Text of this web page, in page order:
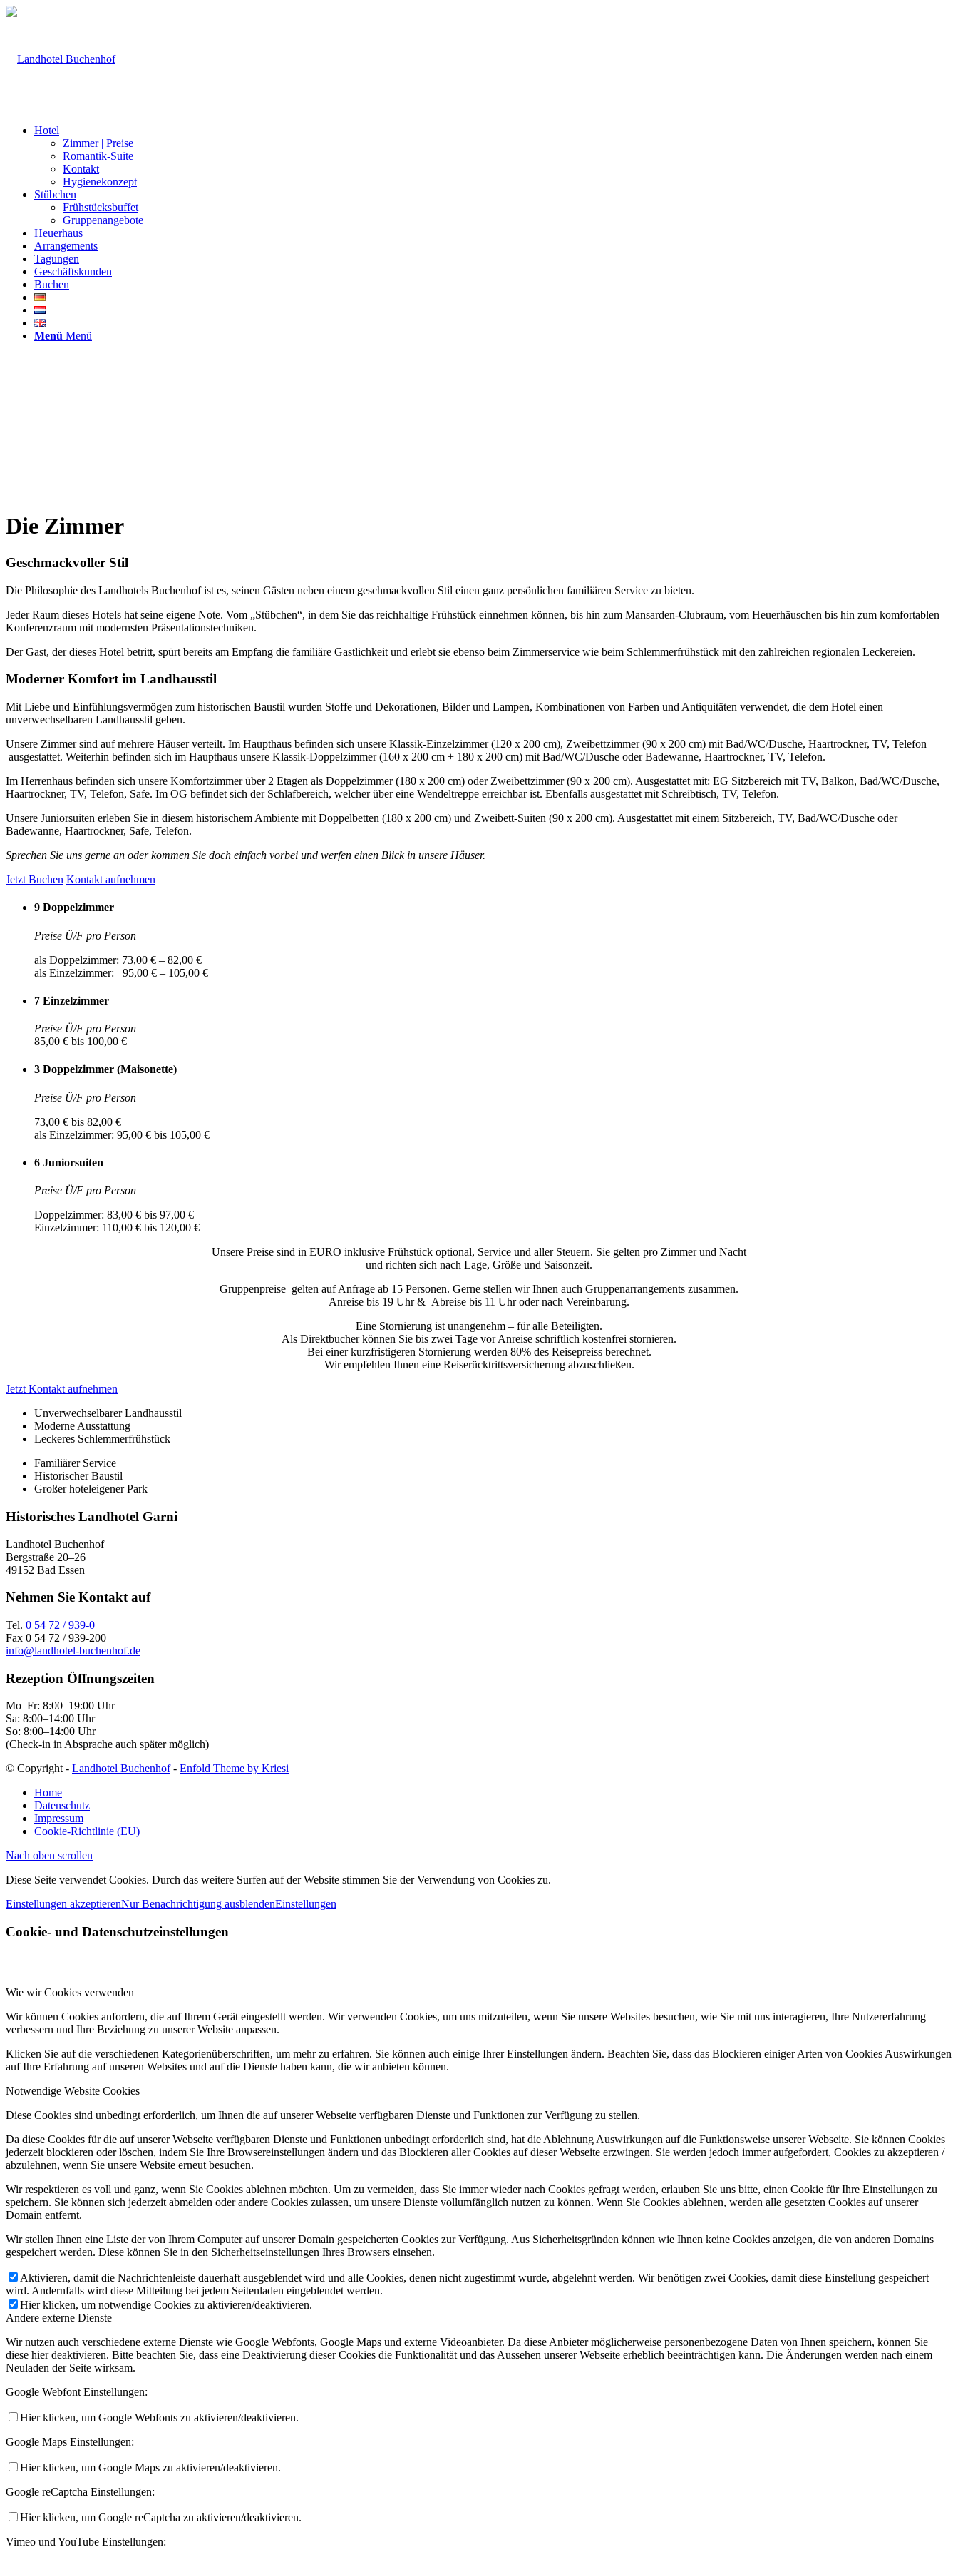
Hotel
Zimmer | Preise
Romantik-Suite
Kontakt
Hygienekonzept
Stübchen
Frühstücksbuffet
Gruppenangebote
Heuerhaus
Arrangements
Tagungen
Geschäftskunden
Buchen
Menü Menü
Die Zimmer
Geschmackvoller Stil
Die Philosophie des Landhotels Buchenhof ist es, seinen Gästen neben einem geschmackvollen Stil einen ganz persönlichen familiären Service zu bieten.
Jeder Raum dieses Hotels hat seine eigene Note. Vom „Stübchen“, in dem Sie das reichhaltige Frühstück einnehmen können, bis hin zum Mansarden-Clubraum, vom Heuerhäuschen bis hin zum komfortablen
Konferenzraum mit modernsten Präsentationstechniken.
Der Gast, der dieses Hotel betritt, spürt bereits am Empfang die familiäre Gastlichkeit und erlebt sie ebenso beim Zimmerservice wie beim Schlemmerfrühstück mit den zahlreichen regionalen Leckereien.
Moderner Komfort im Landhausstil
Mit Liebe und Einfühlungsvermögen zum historischen Baustil wurden Stoffe und Dekorationen, Bilder und Lampen, Kombinationen von Farben und Antiquitäten verwendet, die dem Hotel einen
unverwechselbaren Landhausstil geben.
Unsere Zimmer sind auf mehrere Häuser verteilt. Im Haupthaus befinden sich unsere Klassik-Einzelzimmer(120 x 200 cm), Zweibettzimmer (90 x 200 cm) mit Bad/WC/Dusche, Haartrockner, TV, Telefon
ausgestattet. Weiterhin befinden sich im Haupthaus unsere Klassik-Doppelzimmer (160 x 200 cm + 180 x 200 cm) mit Bad/WC/Dusche oder Badewanne, Haartrockner, TV, Telefon.
Im Herrenhaus befinden sich unsere Komfortzimmer über 2 Etagen als Doppelzimmer (180 x 200 cm) oder Zweibettzimmer (90 x 200 cm). Ausgestattet mit: EG Sitzbereich mit TV, Balkon, Bad/WC/Dusche,
Haartrockner, TV, Telefon, Safe. Im OG befindet sich der Schlafbereich, welcher über eine Wendeltreppe erreichbar ist. Ebenfalls ausgestattet mit Schreibtisch, TV, Telefon.
Unsere Juniorsuiten erleben Sie in diesem historischem Ambiente mit Doppelbetten (180 x 200 cm) und Zweibett-Suiten (90 x 200 cm). Ausgestattet mit einem Sitzbereich, TV, Bad/WC/Dusche oder
Badewanne, Haartrockner, Safe, Telefon.
Sprechen Sie uns gerne an oder kommen Sie doch einfach vorbei und werfen einen Blick in unsere Häuser.
Jetzt Buchen Kontakt aufnehmen
9 Doppelzimmer
Preise Ü/F pro Person
als Doppelzimmer: 73,00 € – 82,00 €
als Einzelzimmer: 95,00 € – 105,00 €
7 Einzelzimmer
Preise Ü/F pro Person
85,00 € bis 100,00 €
3 Doppelzimmer (Maisonette)
Preise Ü/F pro Person
73,00 € bis 82,00 €
als Einzelzimmer: 95,00 € bis 105,00 €
6 Juniorsuiten
Preise Ü/F pro Person
Doppelzimmer: 83,00 € bis 97,00 €
Einzelzimmer: 110,00 € bis 120,00 €
Unsere Preise sind in EURO inklusive Frühstück optional, Service und aller Steuern. Sie gelten pro Zimmer und Nacht
und richten sich nach Lage, Größe und Saisonzeit.
Gruppenpreise gelten auf Anfrage ab 15 Personen. Gerne stellen wir Ihnen auch Gruppenarrangements zusammen.
Anreise bis 19 Uhr & Abreise bis 11 Uhr oder nach Vereinbarung.
Eine Stornierung ist unangenehm – für alle Beteiligten.
Als Direktbucher können Sie bis zwei Tage vor Anreise schriftlich kostenfrei stornieren.
Bei einer kurzfristigeren Stornierung werden 80% des Reisepreiss berechnet.
Wir empfehlen Ihnen eine Reiserücktrittsversicherung abzuschließen.
Jetzt Kontakt aufnehmen
Unverwechselbarer Landhausstil
Moderne Ausstattung
Leckeres Schlemmerfrühstück
Familiärer Service
Historischer Baustil
Großer hoteleigener Park
Historisches Landhotel Garni
Landhotel Buchenhof
Bergstraße 20–26
49152 Bad Essen
Nehmen Sie Kontakt auf
Tel. 0 54 72 / 939-0
Fax 0 54 72 / 939-200
info@landhotel-buchenhof.de
Rezeption Öffnungszeiten
Mo–Fr: 8:00–19:00 Uhr
Sa: 8:00–14:00 Uhr
So: 8:00–14:00 Uhr
(Check-in in Absprache auch später möglich)
© Copyright - Landhotel Buchenhof- Enfold Theme by Kriesi
Home
Datenschutz
Impressum
Cookie-Richtlinie (EU)
Nach oben scrollen
Diese Seite verwendet Cookies. Durch das weitere Surfen auf der Website stimmen Sie der Verwendung von Cookies zu.
Einstellungen akzeptierenNur Benachrichtigung ausblendenEinstellungen
Cookie- und Datenschutzeinstellungen
Wie wir Cookies verwenden
Wir können Cookies anfordern, die auf Ihrem Gerät eingestellt werden. Wir verwenden Cookies, um uns mitzuteilen, wenn Sie unsere Websites besuchen, wie Sie mit uns interagieren, Ihre Nutzererfahrung
verbessern und Ihre Beziehung zu unserer Website anpassen.
Klicken Sie auf die verschiedenen Kategorienüberschriften, um mehr zu erfahren. Sie können auch einige Ihrer Einstellungen ändern. Beachten Sie, dass das Blockieren einiger Arten von Cookies Auswirkungen
auf Ihre Erfahrung auf unseren Websites und auf die Dienste haben kann, die wir anbieten können.
Notwendige Website Cookies
Diese Cookies sind unbedingt erforderlich, um Ihnen die auf unserer Webseite verfügbaren Dienste und Funktionen zur Verfügung zu stellen.
Da diese Cookies für die auf unserer Webseite verfügbaren Dienste und Funktionen unbedingt erforderlich sind, hat die Ablehnung Auswirkungen auf die Funktionsweise unserer Webseite. Sie können Cookies
jederzeit blockieren oder löschen, indem Sie Ihre Browsereinstellungen ändern und das Blockieren aller Cookies auf dieser Webseite erzwingen. Sie werden jedoch immer aufgefordert, Cookies zu akzeptieren /
abzulehnen, wenn Sie unsere Website erneut besuchen.
Wir respektieren es voll und ganz, wenn Sie Cookies ablehnen möchten. Um zu vermeiden, dass Sie immer wieder nach Cookies gefragt werden, erlauben Sie uns bitte, einen Cookie für Ihre Einstellungen zu
speichern. Sie können sich jederzeit abmelden oder andere Cookies zulassen, um unsere Dienste vollumfänglich nutzen zu können. Wenn Sie Cookies ablehnen, werden alle gesetzten Cookies auf unserer
Domain entfernt.
Wir stellen Ihnen eine Liste der von Ihrem Computer auf unserer Domain gespeicherten Cookies zur Verfügung. Aus Sicherheitsgründen können wie Ihnen keine Cookies anzeigen, die von anderen Domains
gespeichert werden. Diese können Sie in den Sicherheitseinstellungen Ihres Browsers einsehen.
Aktivieren, damit die Nachrichtenleiste dauerhaft ausgeblendet wird und alle Cookies, denen nicht zugestimmt wurde, abgelehnt werden. Wir benötigen zwei Cookies, damit diese Einstellung gespeichert
wird. Andernfalls wird diese Mitteilung bei jedem Seitenladen eingeblendet werden.
Hier klicken, um notwendige Cookies zu aktivieren/deaktivieren.
Andere externe Dienste
Wir nutzen auch verschiedene externe Dienste wie Google Webfonts, Google Maps und externe Videoanbieter. Da diese Anbieter möglicherweise personenbezogene Daten von Ihnen speichern, können Sie
diese hier deaktivieren. Bitte beachten Sie, dass eine Deaktivierung dieser Cookies die Funktionalität und das Aussehen unserer Webseite erheblich beeinträchtigen kann. Die Änderungen werden nach einem
Neuladen der Seite wirksam.
Google Webfont Einstellungen:
Hier klicken, um Google Webfonts zu aktivieren/deaktivieren.
Google Maps Einstellungen:
Hier klicken, um Google Maps zu aktivieren/deaktivieren.
Google reCaptcha Einstellungen:
Hier klicken, um Google reCaptcha zu aktivieren/deaktivieren.
Vimeo und YouTube Einstellungen: